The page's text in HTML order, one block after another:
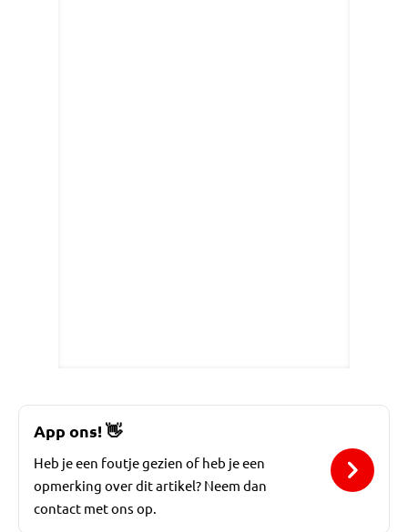
App ons!👋
Heb je een foutje gezien of heb je een
opmerking over dit artikel? Neem dan
contact met ons op.